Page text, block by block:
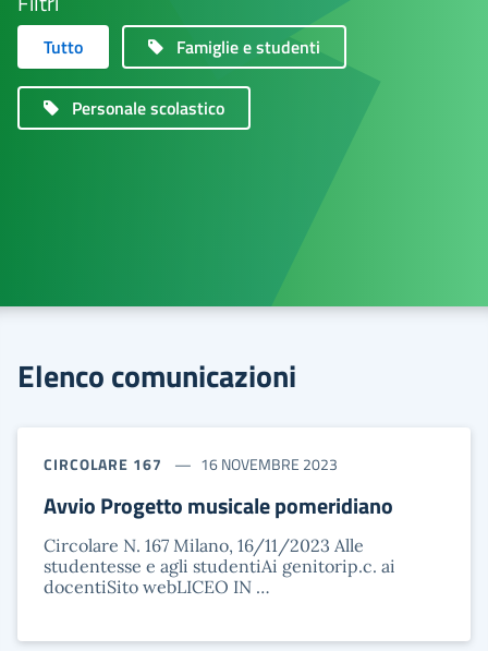
Tutto Famiglie e studenti
Personale scolastico
Elenco comunicazioni
CIRCOLARE 167 16 NOVEMBRE 2023
Avvio Progetto musicale pomeridiano
Circolare N. 167 Milano, 16/11/2023 Alle
studentesse e agli studentiAi genitorip.c. ai
docentiSito webLICEO IN …